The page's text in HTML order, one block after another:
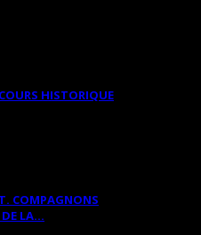
HISTORIQUE
COMPAGNONS
LA...